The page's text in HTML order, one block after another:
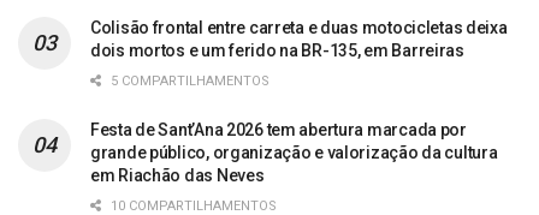
Colisão frontal entre carreta e duas motocicletas deixa
dois mortos e um ferido na BR-135, em Barreiras
5 COMPARTILHAMENTOS
Festa de Sant’Ana 2026 tem abertura marcada por
grande público, organização e valorização da cultura
em Riachão das Neves
10 COMPARTILHAMENTOS